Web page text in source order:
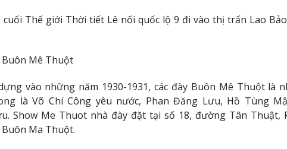
cuối Thế giới Thời tiết Lê nối quốc lộ 9 đi vào thị trấn Lao
Buôn Mê Thuột
vào những năm 1930-1931, các đày Buôn Mê Thuột là
là Võ Chí Công yêu nước, Phan Đăng Lưu, Hồ Tùng
Show Me Thuot nhà đày đặt tại số 18, đường Tân Thuật,
Ma Thuột.